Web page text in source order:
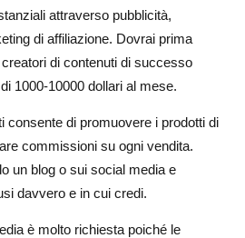
attraverso pubblicità,
di affiliazione. Dovrai prima
di contenuti di successo
1000-10000 dollari al mese.
consente di promuovere i prodotti di
commissioni su ogni vendita.
un blog o sui social media e
davvero e in cui credi.
è molto richiesta poiché le